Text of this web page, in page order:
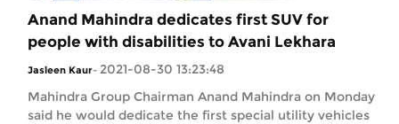
Anand Mahindra dedicates first SUV for
people with disabilities to Avani Lekhara
Jasleen Kaur- 2021-08-30 13:23:48
Mahindra Group Chairman Anand Mahindra on Monday
said he would dedicate the first special utility vehicles